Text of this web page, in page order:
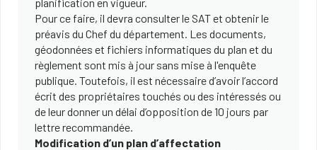
Pour ce faire, il devra consulter le SAT et obtenir le
préavis du Chef du département. Les documents,
géodonnées et fichiers informatiques du plan et du
règlement sont mis à jour sans mise à l'enquête
publique. Toutefois, il est nécessaire d’avoir l’accord
écrit des propriétaires touchés ou des intéressés ou
de leur donner un délai d’opposition de 10 jours par
lettre recommandée.
Modification d’un plan d’affectation